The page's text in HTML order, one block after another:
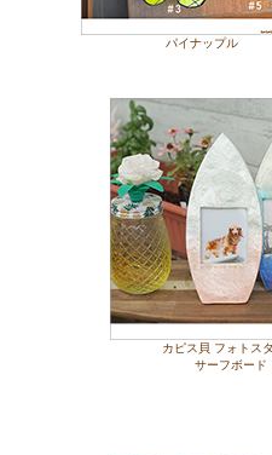
パイナップル
カピス貝 フォトス
サーフボード